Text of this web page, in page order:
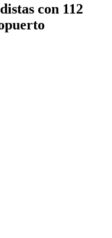
con 112